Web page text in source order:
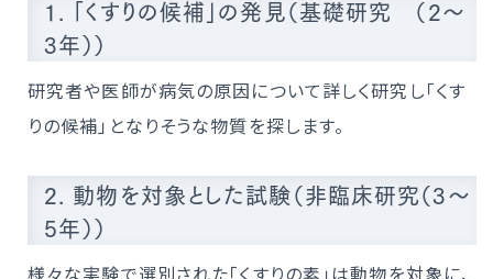
1. 「くすりの候補」の発見（基礎研究 （2～
3年））
研究者や医師が病気の原因について詳しく研究し「くす
りの候補」となりそうな物質を探します。
2. 動物を対象とした試験（非臨床研究（3～
5年））
様々な実験で選別された「くすりの素」は動物を対象に、